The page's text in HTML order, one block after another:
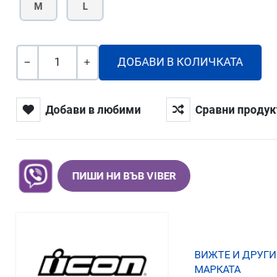
M L
Количество
Добави в любими Сравни
ПИШИ НИ ВЪВ VIBER
ВИЖТЕ И
МАРКАТА